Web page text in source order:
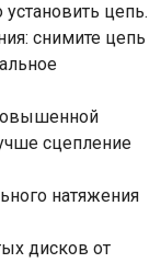
цепь.
снимите цепь
сцепление
натяжения
дисков от